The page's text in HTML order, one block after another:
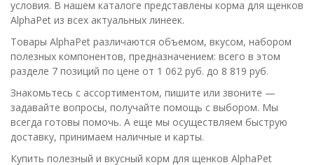
условия. В нашем каталоге представлены корма для щенков
AlphaPet из всех актуальных линеек.
Товары AlphaPet различаются объемом, вкусом, набором
полезных компонентов, предназначением: всего в этом
разделе 7 позиций по цене от 1 062 руб. до 8 819 руб.
Знакомьтесь с ассортиментом, пишите или звоните —
задавайте вопросы, получайте помощь с выбором. Мы
всегда готовы помочь. А еще мы осуществляем быструю
доставку, принимаем наличные и карты.
Купить полезный и вкусный корм для щенков AlphaPet